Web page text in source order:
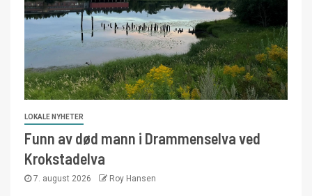
LOKALE NYHETER
Funn av død mann i Drammenselva ved
Krokstadelva
7. august 2026 Roy Hansen